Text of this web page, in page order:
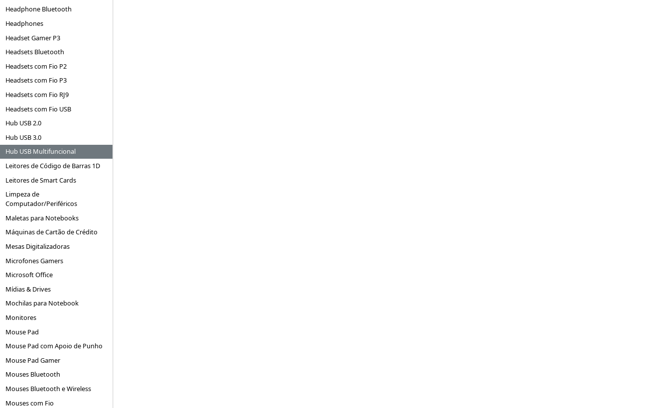
Headphone Bluetooth
Headphones
Headset Gamer P3
Headsets Bluetooth
Headsets com Fio P2
Headsets com Fio P3
Headsets com Fio RJ9
Headsets com Fio USB
Hub USB 2.0
Hub USB 3.0
Hub USB Multifuncional
Leitores de Código de Barras 1D
Leitores de Smart Cards
Limpeza de
Computador/Periféricos
Maletas para Notebooks
Máquinas de Cartão de Crédito
Mesas Digitalizadoras
Microfones Gamers
Microsoft Office
Mídias & Drives
Mochilas para Notebook
Monitores
Mouse Pad
Mouse Pad com Apoio de Punho
Mouse Pad Gamer
Mouses Bluetooth
Mouses Bluetooth e Wireless
Mouses com Fio